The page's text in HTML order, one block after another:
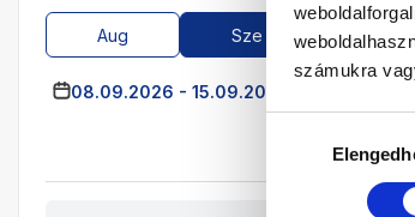
számukra
kiválasztása
Aug Sze Okt
08.09.2026 - 15.09.2026